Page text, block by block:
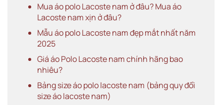
Mua áo polo Lacoste nam ở đâu? Mua áo
Lacoste nam xịn ở đâu?
Mẫu áo polo Lacoste nam đẹp mắt nhất năm
2025
Giá áo Polo Lacoste nam chính hãng bao
nhiêu?
Bảng size áo polo lacoste nam (bảng quy đổi
size áo lacoste nam)